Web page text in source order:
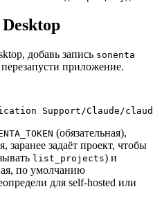
добавь запись sonenta
приложение.
Support/Claude/
(обязательная),
заранее задаёт проект, чтобы
list_projects) и
по умолчанию
для self-hosted или